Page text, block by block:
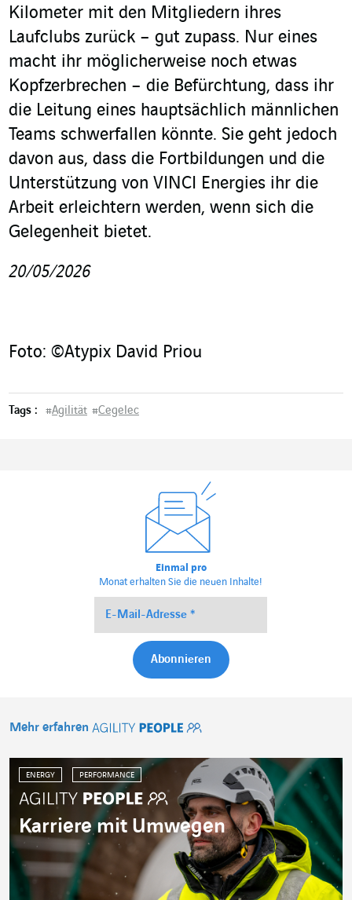
Kilometer mit den Mitgliedern ihres
Laufclubs zurück – gut zupass. Nur eines
macht ihr möglicherweise noch etwas
Kopfzerbrechen – die Befürchtung, dass ihr
die Leitung eines hauptsächlich männlichen
Teams schwerfallen könnte. Sie geht jedoch
davon aus, dass die Fortbildungen und die
Unterstützung von VINCI Energies ihr die
Arbeit erleichtern werden, wenn sich die
Gelegenheit bietet.
20/05/2026
Foto: ©Atypix David Priou
Tags : #Agilität #Cegelec
Einmal pro
Monat erhalten Sie die neuen Inhalte!
Mehr erfahren
ENERGY PERFORMANCE
Karriere mit Umwegen